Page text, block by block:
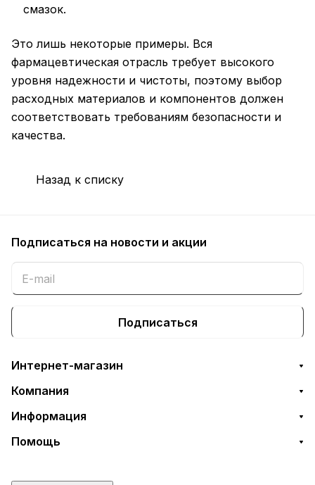
смазок.
Это лишь некоторые примеры. Вся
фармацевтическая отрасль требует высокого
уровня надежности и чистоты, поэтому выбор
расходных материалов и компонентов должен
соответствовать требованиям безопасности и
качества.
Назад к списку
Подписаться на новости и акции
Подписаться
Интернет-магазин
Компания
Информация
Помощь